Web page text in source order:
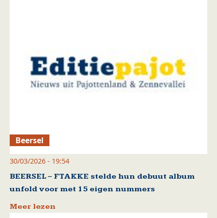
Beersel
30/03/2026 - 19:54
BEERSEL – FTAKKE stelde hun debuut album
unfold voor met 15 eigen nummers
Meer lezen